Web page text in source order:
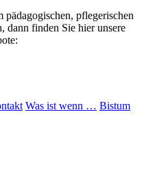
pädagogischen, pflegerischen
dann finden Sie hier unsere
Was ist wenn … Bistum